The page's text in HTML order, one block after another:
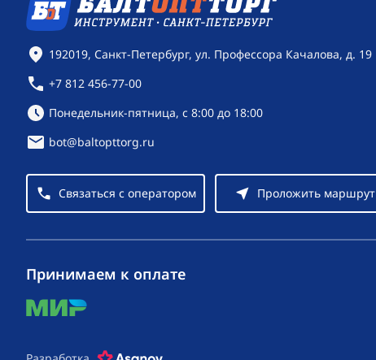
Контактная информация
192019, Санкт-Петербург, ул. Профессора Качалова, д. 19
+7 812 456-77-00
Режим работы:
Понедельник-пятница, с 8:00 до 18:00
bot@baltopttorg.ru
Связаться с оператором Проложить маршрут
Принимаем к оплате
mir